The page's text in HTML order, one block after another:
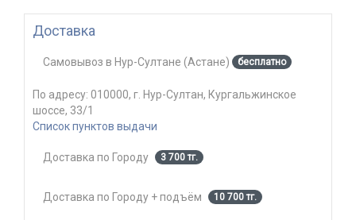
Доставка
Самовывоз в Нур-Султане (Астане) бесплатно
По адресу: 010000, г. Нур-Султан, Кургальжинское
шоссе, 33/1
Список пунктов выдачи
Доставка по Городу 3 700 тг.
Доставка по Городу + подъём 10 700 тг.